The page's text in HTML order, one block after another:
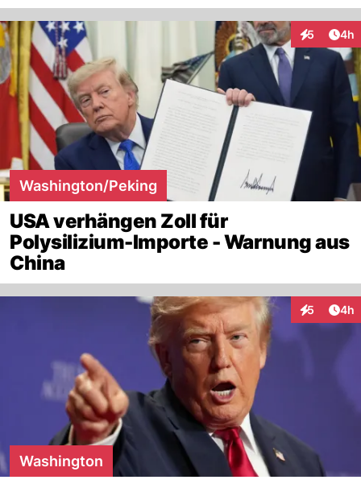
5 4h
Washington/Peking
USA verhängen Zoll für
Polysilizium-Importe - Warnung aus
China
5 4h
Washington